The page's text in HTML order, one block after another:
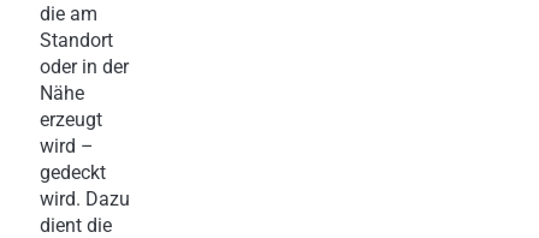
die am
Standort
oder in der
Nähe
erzeugt
wird –
gedeckt
wird. Dazu
dient die